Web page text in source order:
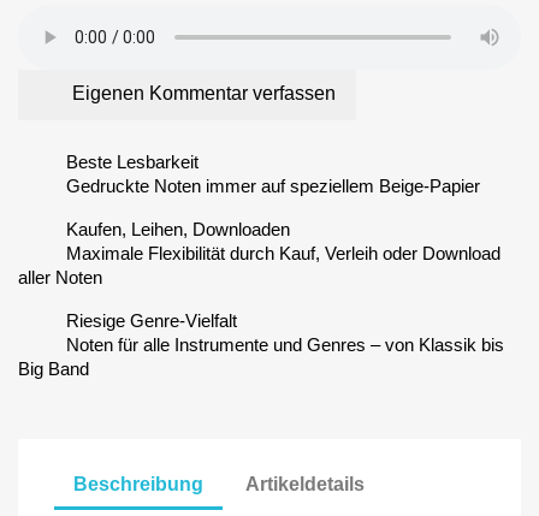
Eigenen Kommentar verfassen
Beste Lesbarkeit
Gedruckte Noten immer auf speziellem Beige-Papier
Kaufen, Leihen, Downloaden
Maximale Flexibilität durch Kauf, Verleih oder Download
aller Noten
Riesige Genre-Vielfalt
Noten für alle Instrumente und Genres – von Klassik bis
Big Band
Beschreibung
Artikeldetails